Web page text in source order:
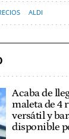
ALDI
Acaba de
maleta de 4
versátil y
disponible